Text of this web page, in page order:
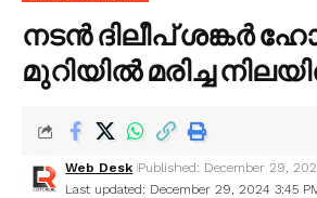
നടൻ ദിലീപ് ശങ്കർ
മുറിയിൽ മരിച്ച
Last updated: December 29, 2024 3:45
Web Desk Published: December 29,